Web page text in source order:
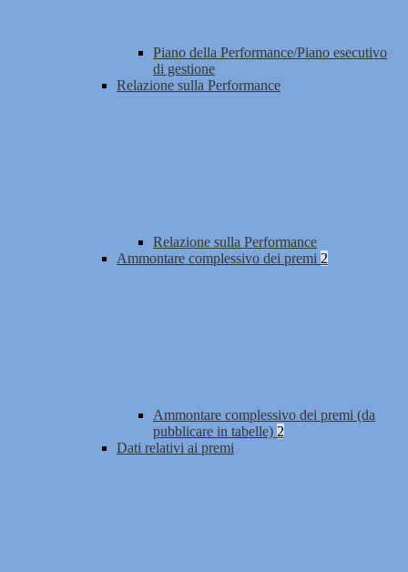
Piano della Performance/Piano esecutivo
di gestione
Relazione sulla Performance
Relazione sulla Performance
Ammontare complessivo dei premi 2
Ammontare complessivo dei premi (da
pubblicare in tabelle) 2
Dati relativi ai premi